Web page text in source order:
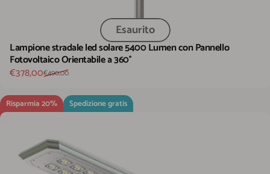
Esaurito
Lampione stradale led solare 5400 Lumen con Pannello
Fotovoltaico Orientabile a 360°
Prezzo scontato
€378,00
Prezzo di listino
€490,00
Risparmia 20% Spedizione gratis